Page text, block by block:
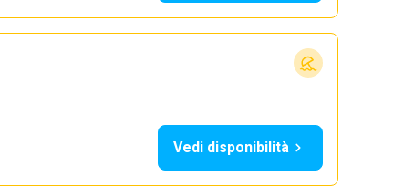
Vedi disponibilità